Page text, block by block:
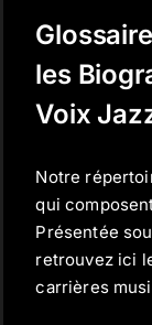
Nos flux
Contact
les
Voix
Notre
qui
Présentée
retrouvez ici
carrières